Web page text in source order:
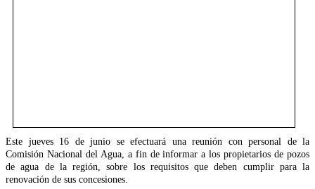
Este jueves 16 de junio se efectuará una reunión con personal de la
Comisión Nacional del Agua, a fin de informar a los propietarios de pozos
de agua de la región, sobre los requisitos que deben cumplir para la
renovación de sus concesiones.